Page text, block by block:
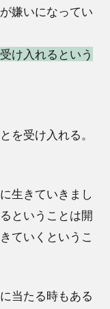
嫌いになってい
け入れるという
を受け入れる。
生きていきまし
ということは開
ていくというこ
当たる時もある